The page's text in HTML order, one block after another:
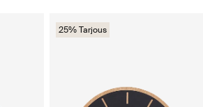
25% Tarjous